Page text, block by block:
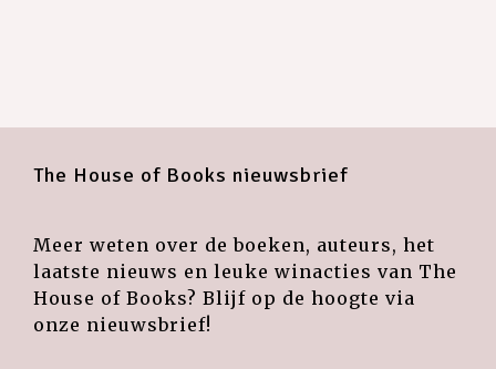
The House of Books nieuwsbrief
Meer weten over de boeken, auteurs, het
laatste nieuws en leuke winacties van The
House of Books? Blijf op de hoogte via
onze nieuwsbrief!